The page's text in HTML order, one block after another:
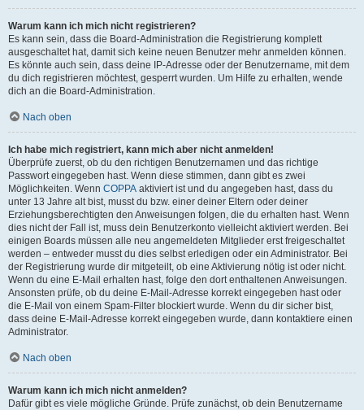
Warum kann ich mich nicht registrieren?
Es kann sein, dass die Board-Administration die Registrierung komplett
ausgeschaltet hat, damit sich keine neuen Benutzer mehr anmelden können.
Es könnte auch sein, dass deine IP-Adresse oder der Benutzername, mit dem
du dich registrieren möchtest, gesperrt wurden. Um Hilfe zu erhalten, wende
dich an die Board-Administration.
Nach oben
Ich habe mich registriert, kann mich aber nicht anmelden!
Überprüfe zuerst, ob du den richtigen Benutzernamen und das richtige
Passwort eingegeben hast. Wenn diese stimmen, dann gibt es zwei
Möglichkeiten. Wenn COPPA aktiviert ist und du angegeben hast, dass du
unter 13 Jahre alt bist, musst du bzw. einer deiner Eltern oder deiner
Erziehungsberechtigten den Anweisungen folgen, die du erhalten hast. Wenn
dies nicht der Fall ist, muss dein Benutzerkonto vielleicht aktiviert werden. Bei
einigen Boards müssen alle neu angemeldeten Mitglieder erst freigeschaltet
werden – entweder musst du dies selbst erledigen oder ein Administrator. Bei
der Registrierung wurde dir mitgeteilt, ob eine Aktivierung nötig ist oder nicht.
Wenn du eine E-Mail erhalten hast, folge den dort enthaltenen Anweisungen.
Ansonsten prüfe, ob du deine E-Mail-Adresse korrekt eingegeben hast oder
die E-Mail von einem Spam-Filter blockiert wurde. Wenn du dir sicher bist,
dass deine E-Mail-Adresse korrekt eingegeben wurde, dann kontaktiere einen
Administrator.
Nach oben
Warum kann ich mich nicht anmelden?
Dafür gibt es viele mögliche Gründe. Prüfe zunächst, ob dein Benutzername